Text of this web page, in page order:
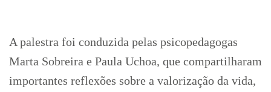
A palestra foi conduzida pelas psicopedagogas
Marta Sobreira e Paula Uchoa, que compartilharam
importantes reflexões sobre a valorização da vida,